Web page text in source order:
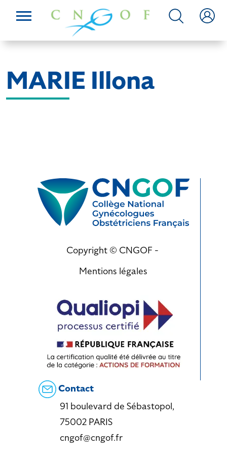
MARIE Illona
Copyright © CNGOF -
Mentions légales
Contact
91 boulevard de Sébastopol,
75002 PARIS
cngof@cngof.fr